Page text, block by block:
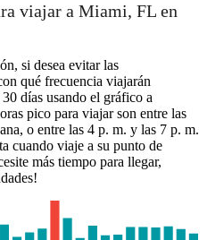
viajar a Miami, FL en
si desea evitar las
qué frecuencia viajarán
días usando el gráfico a
pico para viajar son entre las
o entre las 4 p. m. y las 7 p. m.
cuando viaje a su punto de
más tiempo para llegar,